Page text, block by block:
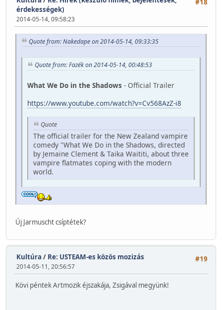
#18
érdekességek)
2014-05-14, 09:58:23
Quote from: Nakedape on 2014-05-14, 09:33:35
Quote from: Fazék on 2014-05-14, 00:48:53
What We Do in the Shadows - Official Trailer
https://www.youtube.com/watch?v=Cv568AzZ-i8
Quote
The official trailer for the New Zealand vampire
comedy "What We Do in the Shadows, directed
by Jemaine Clement & Taika Waititi, about three
vampire flatmates coping with the modern
world.
Új Jarmuscht csíptétek?
#19
Kultúra / Re: USTEAM-es közös mozizás
2014-05-11, 20:56:57
Kövi péntek Artmozik éjszakája, Zsigával megyünk!